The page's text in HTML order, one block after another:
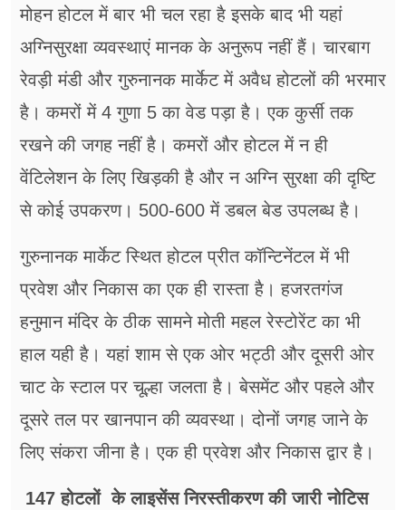
मोहन होटल में बार भी चल रहा है इसके बाद भी यहां
अग्निसुरक्षा व्यवस्थाएं मानक के अनुरूप नहीं हैं। चारबाग
रेवड़ी मंडी और गुरुनानक मार्केट में अवैध होटलों की भरमार
है। कमरों में 4 गुणा 5 का वेड पड़ा है। एक कुर्सी तक
रखने की जगह नहीं है। कमरों और होटल में न ही
वेंटिलेशन के लिए खिड़की है और न अग्नि सुरक्षा की दृष्टि
से कोई उपकरण। 500-600 में डबल बेड उपलब्ध है।
गुरुनानक मार्केट स्थित होटल प्रीत कॉन्टिनेंटल में भी
प्रवेश और निकास का एक ही रास्ता है। हजरतगंज
हनुमान मंदिर के ठीक सामने मोती महल रेस्टोरेंट का भी
हाल यही है। यहां शाम से एक ओर भट्ठी और दूसरी ओर
चाट के स्टाल पर चूल्हा जलता है। बेसमेंट और पहले और
दूसरे तल पर खानपान की व्यवस्था। दोनों जगह जाने के
लिए संकरा जीना है। एक ही प्रवेश और निकास द्वार है।
147 होटलों के लाइसेंस निरस्तीकरण की जारी नोटिस